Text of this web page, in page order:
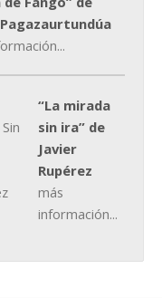
“La mirada
sin ira” de
Javier
Rupérez
más
información...